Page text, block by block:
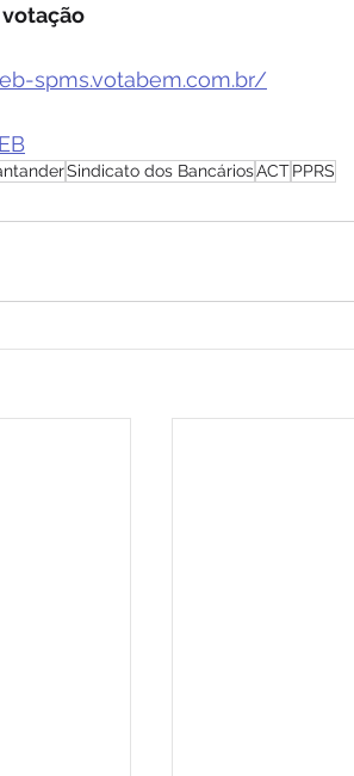
spms.votabem.com.br/
Sindicato dos BancáriosACTPPRS